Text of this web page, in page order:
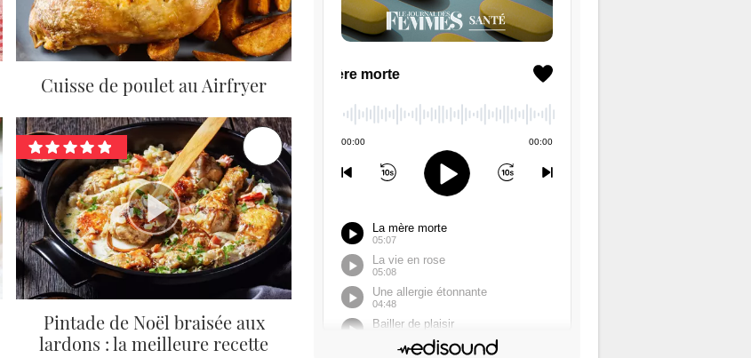
Cuisse de poulet au Airfryer
Pintade de Noël braisée aux
lardons : la meilleure recette